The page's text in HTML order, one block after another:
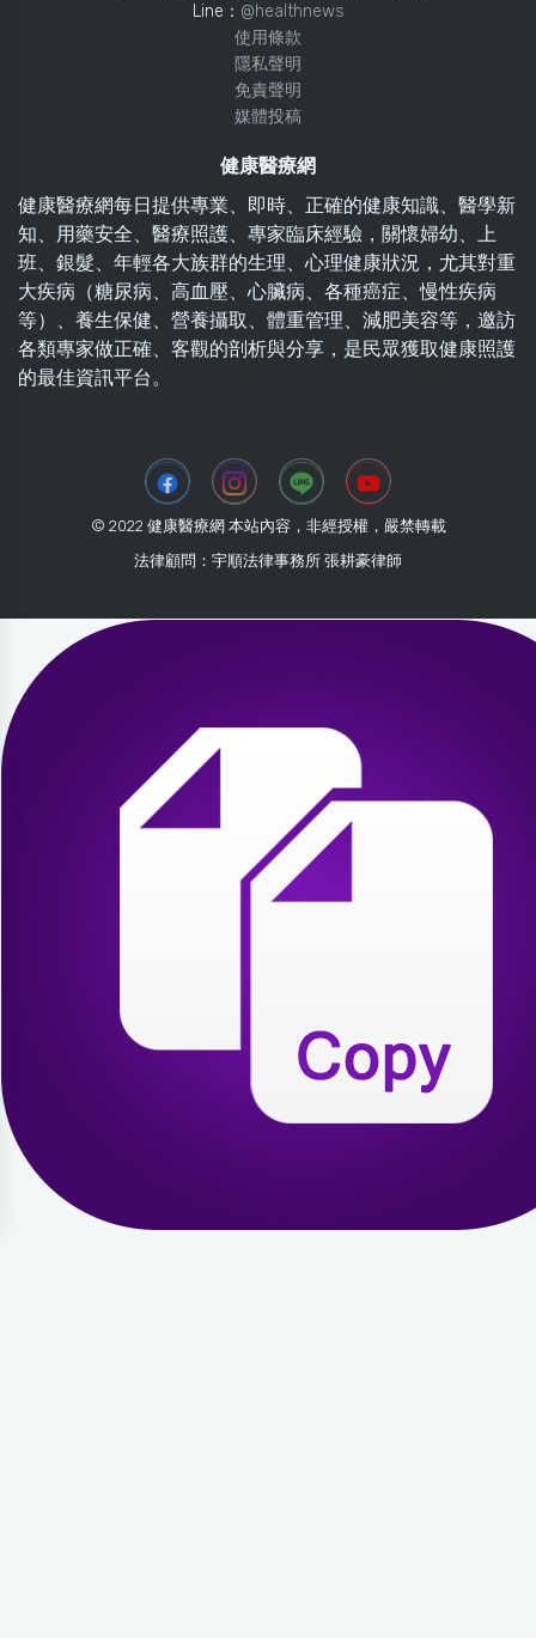
Line： @healthnews
使用條款
隱私聲明
免責聲明
媒體投稿
健康醫療網
健康醫療網每日提供專業、即時、正確的健康知識、醫學新
知、用藥安全、醫療照護、專家臨床經驗，關懷婦幼、上
班、銀髮、年輕各大族群的生理、心理健康狀況，尤其對重
大疾病（糖尿病、高血壓、心臟病、各種癌症、慢性疾病
等）、養生保健、營養攝取、體重管理、減肥美容等，邀訪
各類專家做正確、客觀的剖析與分享，是民眾獲取健康照護
的最佳資訊平台。
© 2022 健康醫療網 本站內容，非經授權，嚴禁轉載
法律顧問：宇順法律事務所 張耕豪律師